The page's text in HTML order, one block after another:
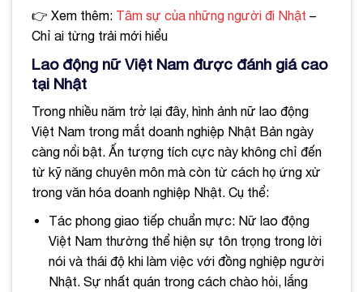
👉 Xem thêm: Tâm sự của những người đi Nhật –
Chỉ ai từng trải mới hiểu
Lao động nữ Việt Nam được đánh giá cao
tại Nhật
Trong nhiều năm trở lại đây, hình ảnh nữ lao động
Việt Nam trong mắt doanh nghiệp Nhật Bản ngày
càng nổi bật. Ấn tượng tích cực này không chỉ đến
từ kỹ năng chuyên môn mà còn từ cách họ ứng xử
trong văn hóa doanh nghiệp Nhật. Cụ thể:
Tác phong giao tiếp chuẩn mực: Nữ lao động
Việt Nam thường thể hiện sự tôn trọng trong lời
nói và thái độ khi làm việc với đồng nghiệp người
Nhật. Sự nhất quán trong cách chào hỏi, lắng